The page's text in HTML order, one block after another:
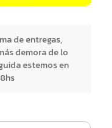
de entregas,
demora de lo
estemos en